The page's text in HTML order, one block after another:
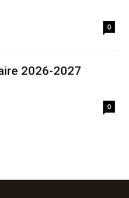
0
2026-2027
0